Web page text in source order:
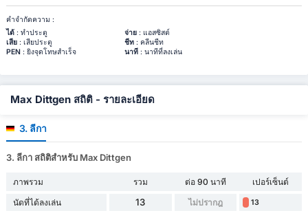
คำจำกัดความ :
ได้: ทำประตู จ่าย: แอสซิสต์
เสีย: เสียประตู ชีท: คลีนชีท
PEN: ยิงจุดโทษสำเร็จ นาที: นาทีที่ลงเล่น
Max Dittgen สถิติ - รายละเอียด
3. ลีกา
3. ลีกา สถิติสำหรับ Max Dittgen
ภาพรวม รวม ต่อ 90 นาที
เปอร์เซ็นต์
นัดที่ได้ลงเล่น
13 ไม่ปรากฎ 13